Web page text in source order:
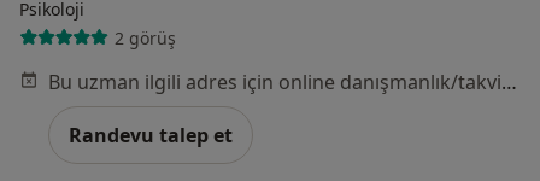
Psikoloji
2 görüş
Bu uzman ilgili adres için online danışmanlık/takvim sunmuyor.
Randevu talep et